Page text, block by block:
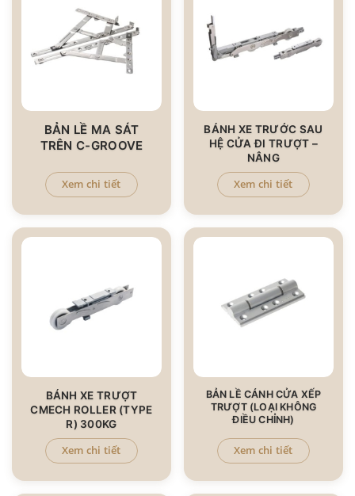
BẢN LỀ MA SÁT
TRÊN C-GROOVE
Xem chi tiết
BÁNH XE TRƯỚC SAU
HỆ CỬA ĐI TRƯỢT –
NÂNG
Xem chi tiết
BÁNH XE TRƯỢT
CMECH ROLLER (TYPE
R) 300KG
Xem chi tiết
BẢN LỀ CÁNH CỬA XẾP
TRƯỢT (LOẠI KHÔNG
ĐIỀU CHỈNH)​
Xem chi tiết